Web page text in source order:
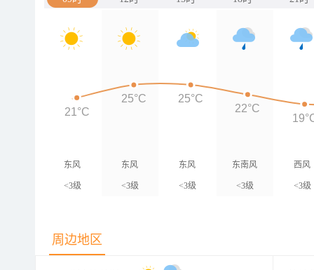
东风
<3级
东风
<3级
东风
<3级
东南风
<3级
西风
<3级
21°C
25°C 25°C
22°C
周边地区